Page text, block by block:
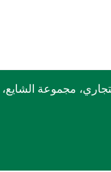
امتياز حصرية مع شريكها